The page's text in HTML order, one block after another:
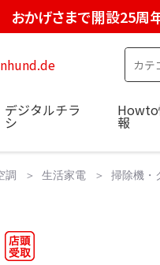
おかげさまで開設25周
デジタルチラ
シ 報
調 生活家電 掃除機・